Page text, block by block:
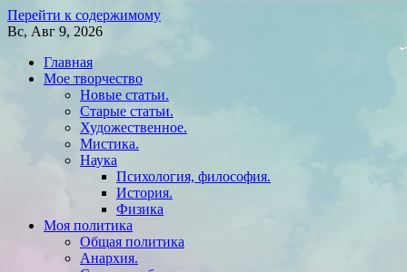
Перейти к содержимому
Вс, Авг 9, 2026
Главная
Мое творчество
Новые статьи.
Старые статьи.
Художественное.
Мистика.
Наука
Психология, философия.
История.
Физика
Моя политика
Общая политика
Анархия.